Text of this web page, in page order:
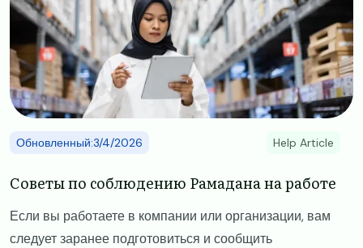
Обновленный:3/4/2026 Help Article
Советы по соблюдению Рамадана на работе
Если вы работаете в компании или организации, вам
следует заранее подготовиться и сообщить